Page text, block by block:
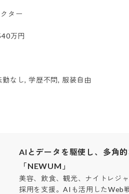
ター
万円
勤なし, 学歴不問, 服装自由
AIとデータを駆使し、多角
「NEWUM」
美容、飲食、観光、ナイトレジ
採用を支援。AIも活用したWeb